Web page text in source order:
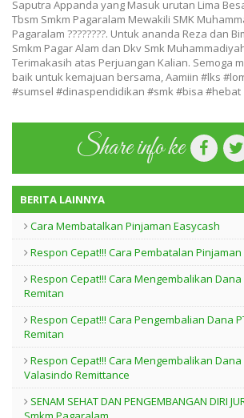
Saputra Appanda yang Masuk urutan Lima
Tbsm Smkm Pagaralam Mewakili SMK
Pagaralam ????????. Untuk ananda Reza dan
Smkm Pagar Alam dan Dkv Smk
Terimakasih atas Perjuangan Kalian. Semoga
baik untuk kemajuan bersama, Aamiin #lks
#sumsel #dinaspendidikan #smk #bisa #hebat
Share info ke
BERITA LAINNYA
Cara Membatalkan Pinjaman Easycash
Respon Cepat!!! Cara Pembatalan Pinjaman
Respon Cepat!!! Cara Mengembalikan Dana
Remitan
Respon Cepat!!! Cara Pengembalian Dana
Remitan
Respon Cepat!!! Cara Mengembalikan Dana
Valasindo Remittance
SENAM SEHAT DAN PENGEMBANGAN DIRI